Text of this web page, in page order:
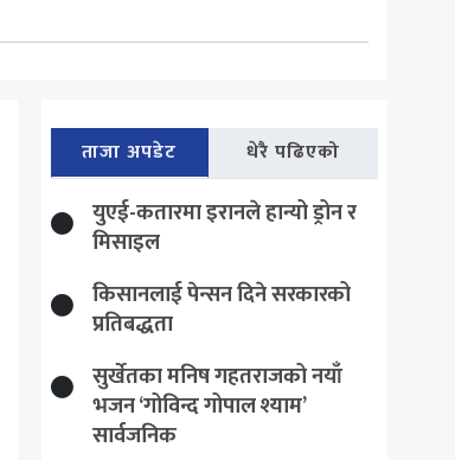
ताजा अपडेट धेरै पढिएको
युएई-कतारमा इरानले हान्यो ड्रोन र
मिसाइल
किसानलाई पेन्सन दिने सरकारको
प्रतिबद्धता
सुर्खेतका मनिष गहतराजको नयाँ
भजन ‘गोविन्द गोपाल श्याम’
सार्वजनिक